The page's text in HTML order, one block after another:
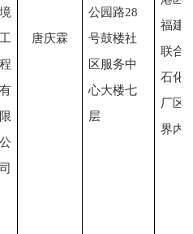
境
工
程
有
限
公
司
唐庆霖
公园路28
号鼓楼社
区服务中
心大楼七
层
福建
联合
石化
厂区
界内